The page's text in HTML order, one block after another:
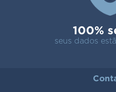
100%
seus dados